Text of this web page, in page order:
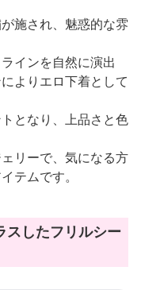
施され、魅惑的な雰
インを自然に演出
よりエロ下着として
となり、上品さと色
リーで、気になる方
テムです。
スしたフリルシー